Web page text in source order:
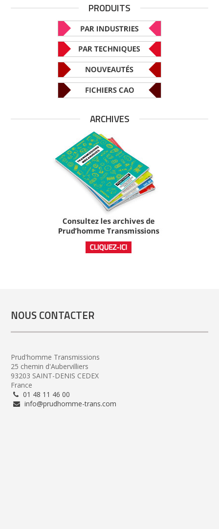
PRODUITS
ARCHIVES
NOUS CONTACTER
Prud'homme Transmissions
25 chemin d'Aubervilliers
93203 SAINT-DENIS CEDEX
France
01 48 11 46 00
info@prudhomme-trans.com